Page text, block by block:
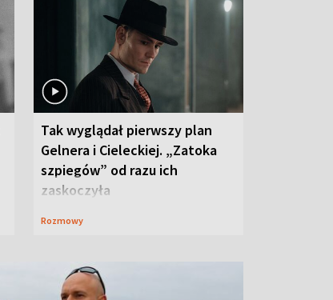
Tak wyglądał pierwszy plan
Gelnera i Cieleckiej. „Zatoka
szpiegów” od razu ich
zaskoczyła
Rozmowy